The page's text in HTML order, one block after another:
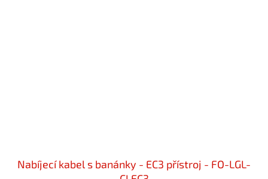
Nabíjecí kabel s banánky - EC3 přístroj - FO-LGL-